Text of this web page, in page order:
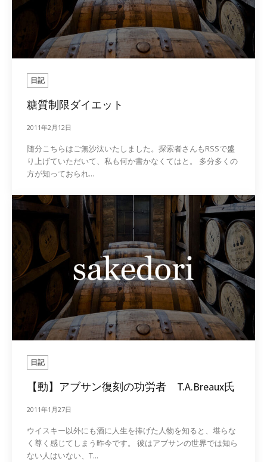
日記
糖質制限ダイエット
2011年2月12日
随分こちらはご無沙汰いたしました。探索者さんもRSSで盛
り上げていただいて、私も何か書かなくてはと。 多分多くの
方が知っておられ...
日記
【動】アブサン復刻の功労者 T.A.Breaux氏
2011年1月27日
ウイスキー以外にも酒に人生を捧げた人物を知ると、堪らな
く尊く感じてしまう昨今です。 彼はアブサンの世界では知ら
ない人はいない、T...